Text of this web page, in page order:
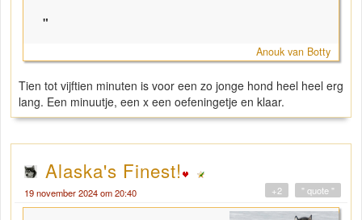
"
Anouk van Botty
Tien tot vijftien minuten is voor een zo jonge hond heel heel erg
lang. Een minuutje, een x een oefeningetje en klaar.
Alaska's Finest!
19 november 2024 om 20:40 " quote "
+2